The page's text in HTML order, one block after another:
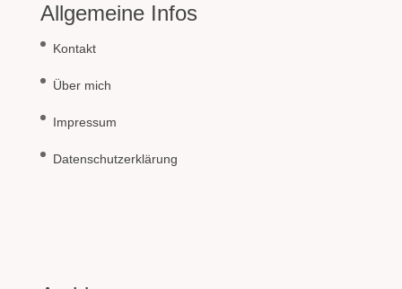
Allgemeine Infos
Kontakt
Über mich
Impressum
Datenschutzerklärung